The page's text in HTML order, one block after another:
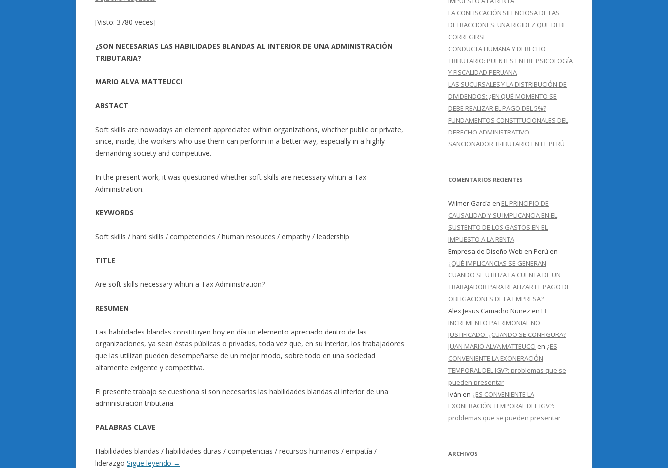
[Visto: 3780 veces]
¿SON NECESARIAS LAS HABILIDADES BLANDAS AL INTERIOR DE UNA ADMINISTRACIÓN
TRIBUTARIA?
MARIO ALVA MATTEUCCI
ABSTACT
Soft skills are nowadays an element appreciated within organizations, whether public or private,
since, inside, the workers who use them can perform in a better way, especially in a highly
demanding society and competitive.
In the present work, it was questioned whether soft skills are necessary whitin a Tax
Administration.
KEYWORDS
Soft skills / hard skills / competencies / human resouces / empathy / leadership
TITLE
Are soft skills necessary whitin a Tax Administration?
RESUMEN
Las habilidades blandas constituyen hoy en día un elemento apreciado dentro de las
organizaciones, ya sean éstas públicas o privadas, toda vez que, en su interior, los trabajadores
que las utilizan pueden desempeñarse de un mejor modo, sobre todo en una sociedad
altamente exigente y competitiva.
El presente trabajo se cuestiona si son necesarias las habilidades blandas al interior de una
administración tributaria.
PALABRAS CLAVE
Habilidades blandas / habilidades duras / competencias / recursos humanos / empatía /
liderazgo Sigue leyendo →
LA CONFISCACIÓN SILENCIOSA DE LAS
DETRACCIONES: UNA RIGIDEZ QUE DEBE
CORREGIRSE
CONDUCTA HUMANA Y DERECHO
TRIBUTARIO: PUENTES ENTRE PSICOLOGÍA
Y FISCALIDAD PERUANA
LAS SUCURSALES Y LA DISTRIBUCIÓN DE
DIVIDENDOS: ¿EN QUÉ MOMENTO SE
DEBE REALIZAR EL PAGO DEL 5%?
FUNDAMENTOS CONSTITUCIONALES DEL
DERECHO ADMINISTRATIVO
SANCIONADOR TRIBUTARIO EN EL PERÚ
COMENTARIOS RECIENTES
Wilmer García en EL PRINCIPIO DE
CAUSALIDAD Y SU IMPLICANCIA EN EL
SUSTENTO DE LOS GASTOS EN EL
IMPUESTO A LA RENTA
Empresa de Diseño Web en Perú en
¿QUÉ IMPLICANCIAS SE GENERAN
CUANDO SE UTILIZA LA CUENTA DE UN
TRABAJADOR PARA REALIZAR EL PAGO DE
OBLIGACIONES DE LA EMPRESA?
Alex Jesus Camacho Nuñez en EL
INCREMENTO PATRIMONIAL NO
JUSTIFICADO: ¿CUANDO SE CONFIGURA?
JUAN MARIO ALVA MATTEUCCI en ¿ES
CONVENIENTE LA EXONERACIÓN
TEMPORAL DEL IGV?: problemas que se
pueden presentar
Iván en ¿ES CONVENIENTE LA
EXONERACIÓN TEMPORAL DEL IGV?:
problemas que se pueden presentar
ARCHIVOS